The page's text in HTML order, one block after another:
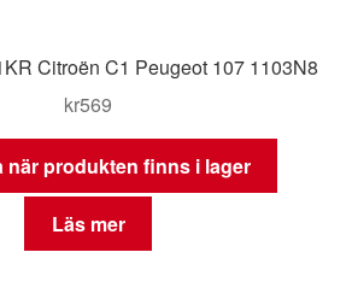
Citroën C1 Peugeot 107 1103N8
kr569
när produkten finns i lager
Läs mer